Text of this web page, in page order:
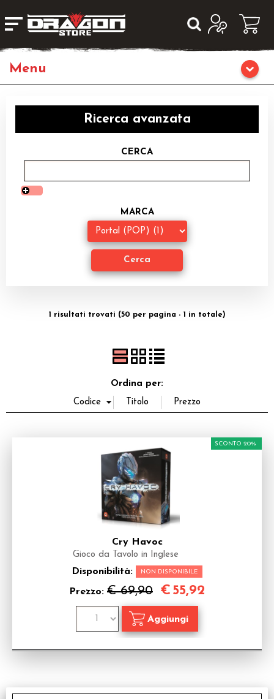
Giochi di Ruolo
Librigame
Editoria
Giochi di Carte Collezionabili
Accessori
Ricerca avanzata
CERCA
MARCA
1 risultati trovati (50 per pagina - 1 in totale)
Ordina per:
Cry Havoc
Gioco da Tavolo in Inglese
Disponibilità: NON DISPONIBILE
Prezzo: € 69,90
SCONTO 20%
€ 55,92